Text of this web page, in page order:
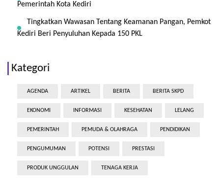
Pemerintah Kota Kediri
Tingkatkan Wawasan Tentang Keamanan Pangan, Pemkot
Kediri Beri Penyuluhan Kepada 150 PKL
Kategori
AGENDA ARTIKEL BERITA BERITA SKPD
EKONOMI INFORMASI KESEHATAN LELANG
PEMERINTAH PEMUDA & OLAHRAGA PENDIDIKAN
PENGUMUMAN POTENSI PRESTASI
PRODUK UNGGULAN TENAGA KERJA